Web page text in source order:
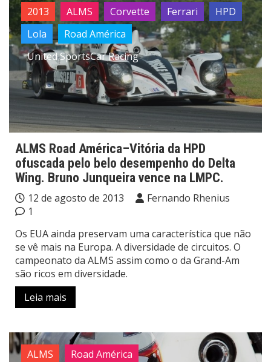
2013 ALMS Corvette Ferrari
HPD
Lola
Road América
United SportsCar Racing
ALMS Road América–Vitória da HPD
ofuscada pelo belo desempenho do Delta
Wing. Bruno Junqueira vence na LMPC.
12 de agosto de 2013
Fernando Rhenius
1
Os EUA ainda preservam uma característica que não
se vê mais na Europa. A diversidade de circuitos. O
campeonato da ALMS assim como o da Grand-Am
são ricos em diversidade.
Leia mais
ALMS Road América